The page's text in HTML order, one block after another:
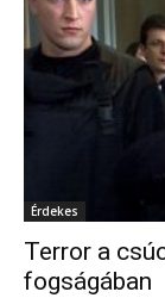
Érdekes
Terror a
fogságában